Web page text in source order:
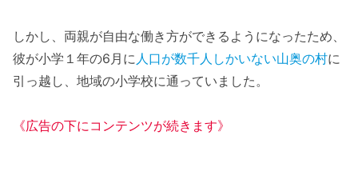
しかし、両親が自由な働き方ができるようになったため、
彼が小学１年の6月に 人口が数千人しかいない山奥の村に
引っ越し、地域の小学校に通っていました。
《広告の下にコンテンツが続きます》